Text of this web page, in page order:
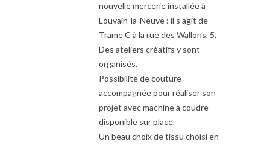
nouvelle mercerie installée à
Louvain-la-Neuve : il s’agit de
Trame C à la rue des Wallons, 5.
Des ateliers créatifs y sont
organisés.
Possibilité de couture
accompagnée pour réaliser son
projet avec machine à coudre
disponible sur place.
Un beau choix de tissu choisi en